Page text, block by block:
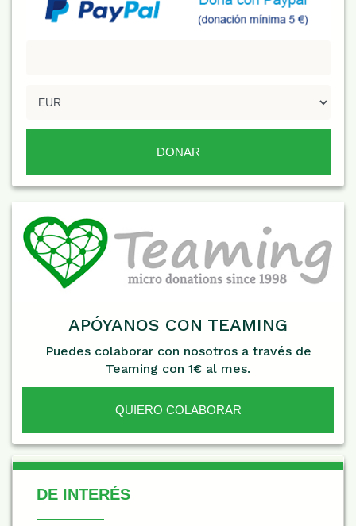
APÓYANOS CON TEAMING
Puedes colaborar con nosotros a través de
Teaming con 1€ al mes.
QUIERO COLABORAR
De Interés
DE INTERÉS